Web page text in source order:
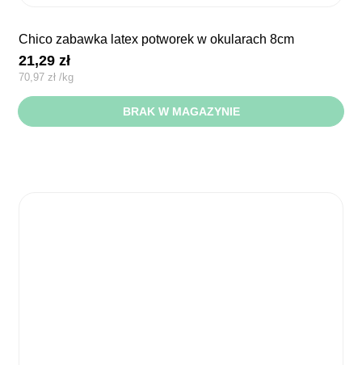
chico zabawka latex potworek w okularach 8cm
21,29zł
70,97 zł /kg
BRAK W MAGAZYNIE